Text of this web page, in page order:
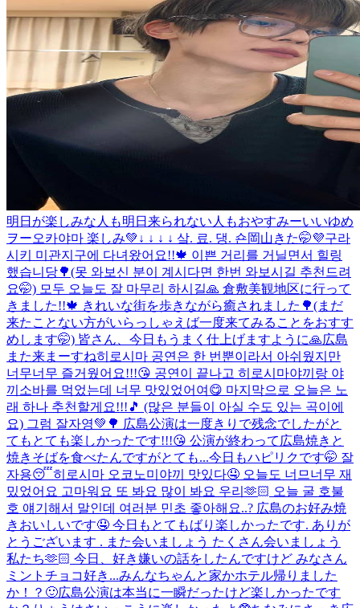
明日が楽しみな人も明日来られない人もおやすみーいいゆめ
ヲー오카야마 楽しみ💚 ↓ ↓ ↓ ↓ 샄. 료. 댕. 숀岡山きた🤭💜구라
시키 미관지구에 다녀왔어요!!🍁 이쁜 거리를 거닐면서 힐링
했습니당🌳(못 와보신 분이 계시다면 한번 와보시길 추천드려
요🤭) 모두 오늘도 잘 마무리 하시길🙏 倉敷美観地区に行って
きました!!🍁 きれいな街を歩きながら癒されました🌳(まだ
来たことない方がいらっしゃえば一度来てみることをおすす
めします🤭) 皆さん、今日もうまく仕上げますように🙏広島
また来まーすね히로시마 공연은 한 번뿐이라서 아쉬웠지만
너무너무 즐거웠어요!!!😘 공연이 끝나고 히로시마야끼랑 야
끼소바를 먹었는데 너무 맛있었어여😋 마지막으로 오늘은 노
래 하나 추천할게요!!!🎵 (많은 분들이 아실 수도 있는 곡이에
요) 그럼 잘자영💚🌳 広島公演は一度きりで残念でしたがと
てもとても楽しかったです!!!😘 公演が終わって広島焼きと
焼きそばを食べたんですがとても...今日もハピリクです🤭 잘
자용😴히로시마 오코노미야끼 맛있다🤤 오늘도 너므너무 재
밌었어요 고마워요 또 봐요 많이 봐요 우리🫶🏻 오늘 굴 호불
호 얘기해서 말인데 여러분 민초 좋아해요..? 広島のお好み焼
きおいしいです🤤 今日もとてもばり楽しかったです. ありが
とうございます . また会いましょう たくさん会いましょう
私たち🫶🏻 今日、好き嫌いの話をしたんですけど みなさん
ミントチョコ好き...みんなちゃんと家かホテル帰りました
か！？🙂広島公演は本当に一瞬だったけど楽しかったです